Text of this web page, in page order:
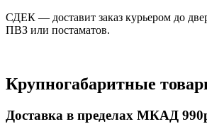
СДЕК — доставит заказ курьером до
ПВЗ или постаматов.
Крупногабаритные
Доставка в пределах МКАД